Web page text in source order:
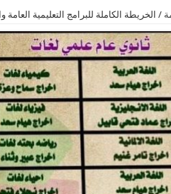
/ الخريطة الكاملة للبرامج التعليمية